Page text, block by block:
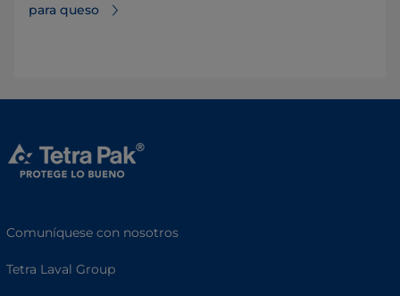
para queso
Comuníquese con nosotros
Tetra Laval Group